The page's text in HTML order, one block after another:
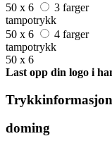
50 x 6
3 farger
tampotrykk
50 x 6
4 farger
tampotrykk
50 x 6
Last opp din logo i
Trykkinformasjon
doming